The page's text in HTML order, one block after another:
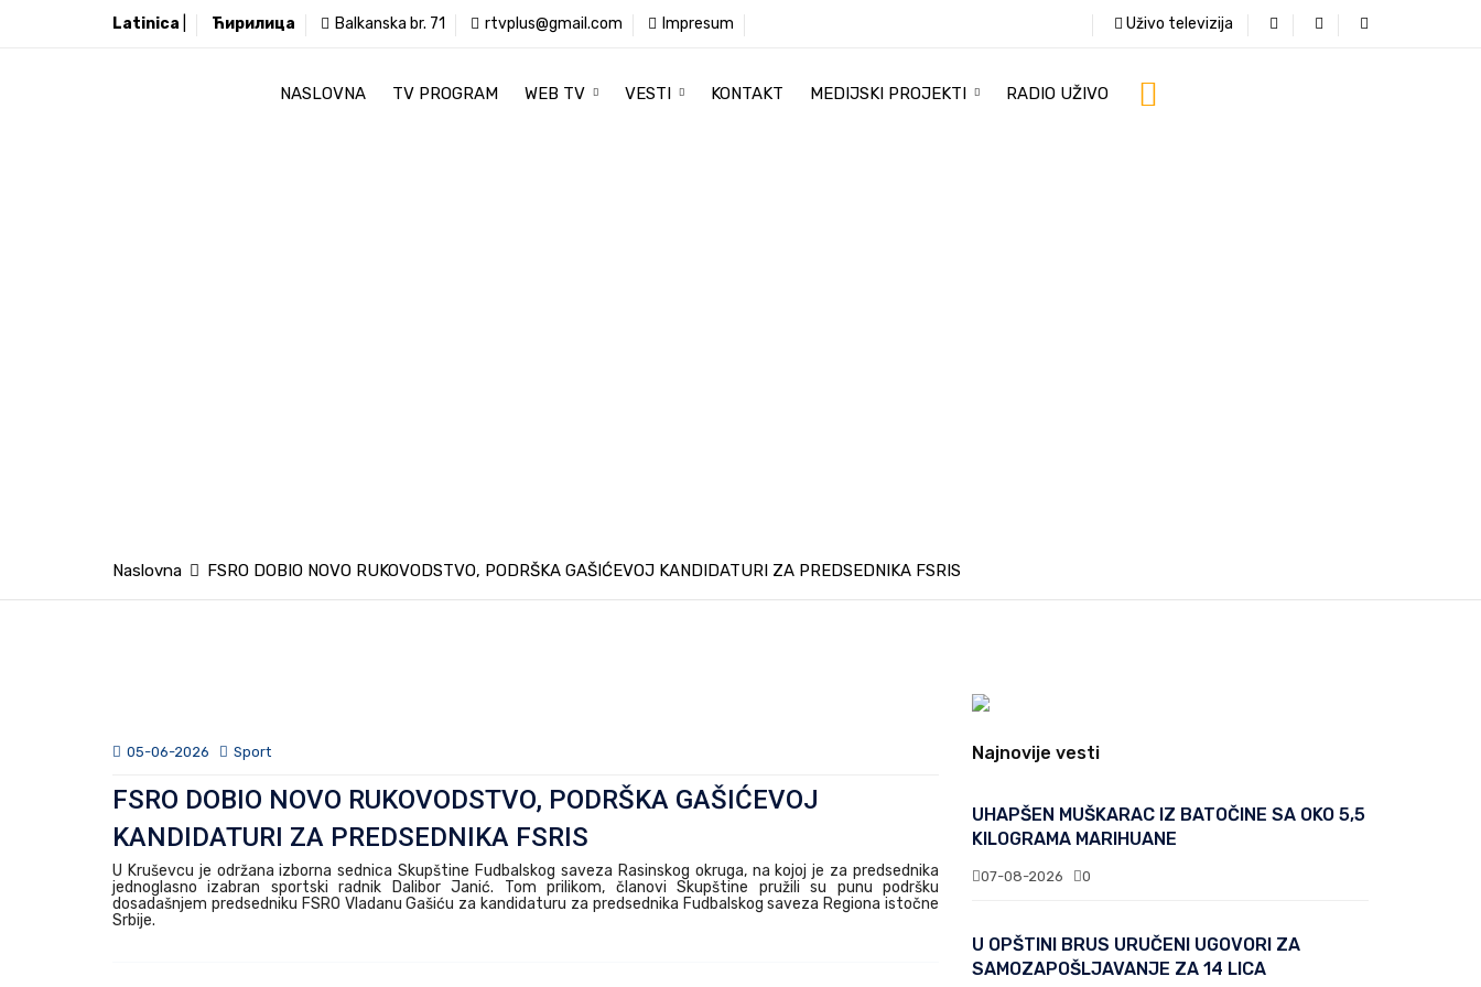
Latinica Ћирилица Balkanska br. 71 rtvplus@gmail.com Impresum Uživo televizija
NASLOVNA TV PROGRAM WEB TV VESTI KONTAKT MEDIJSKI PROJEKTI RADIO UŽIVO
Naslovna FSRO DOBIO NOVO RUKOVODSTVO, PODRŠKA GAŠIĆEVOJ KANDIDATURI ZA PREDSEDNIKA FSRIS
05-06-2026 Sport
FSRO DOBIO NOVO RUKOVODSTVO, PODRŠKA GAŠIĆEVOJ
KANDIDATURI ZA PREDSEDNIKA FSRIS
U Kruševcu je održana izborna sednica Skupštine Fudbalskog saveza Rasinskog okruga, na kojoj je za predsednika
jednoglasno izabran sportski radnik Dalibor Janić. Tom prilikom, članovi Skupštine pružili su punu podršku
dosadašnjem predsedniku FSRO Vladanu Gašiću za kandidaturu za predsednika Fudbalskog saveza Regiona istočne
Srbije.
Najnovije vesti
UHAPŠEN MUŠKARAC IZ BATOČINE SA OKO 5,5
KILOGRAMA MARIHUANE
07-08-2026 0
U OPŠTINI BRUS URUČENI UGOVORI ZA
SAMOZAPOŠLJAVANJE ZA 14 LICA